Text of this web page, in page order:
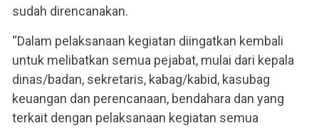
sudah direncanakan.
“Dalam pelaksanaan kegiatan diingatkan kembali
untuk melibatkan semua pejabat, mulai dari kepala
dinas/badan, sekretaris, kabag/kabid, kasubag
keuangan dan perencanaan, bendahara dan yang
terkait dengan pelaksanaan kegiatan semua